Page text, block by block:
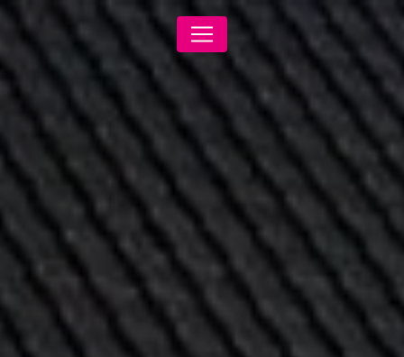
Panneau de gestion des cookies